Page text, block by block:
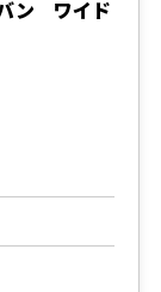
ン ワイド